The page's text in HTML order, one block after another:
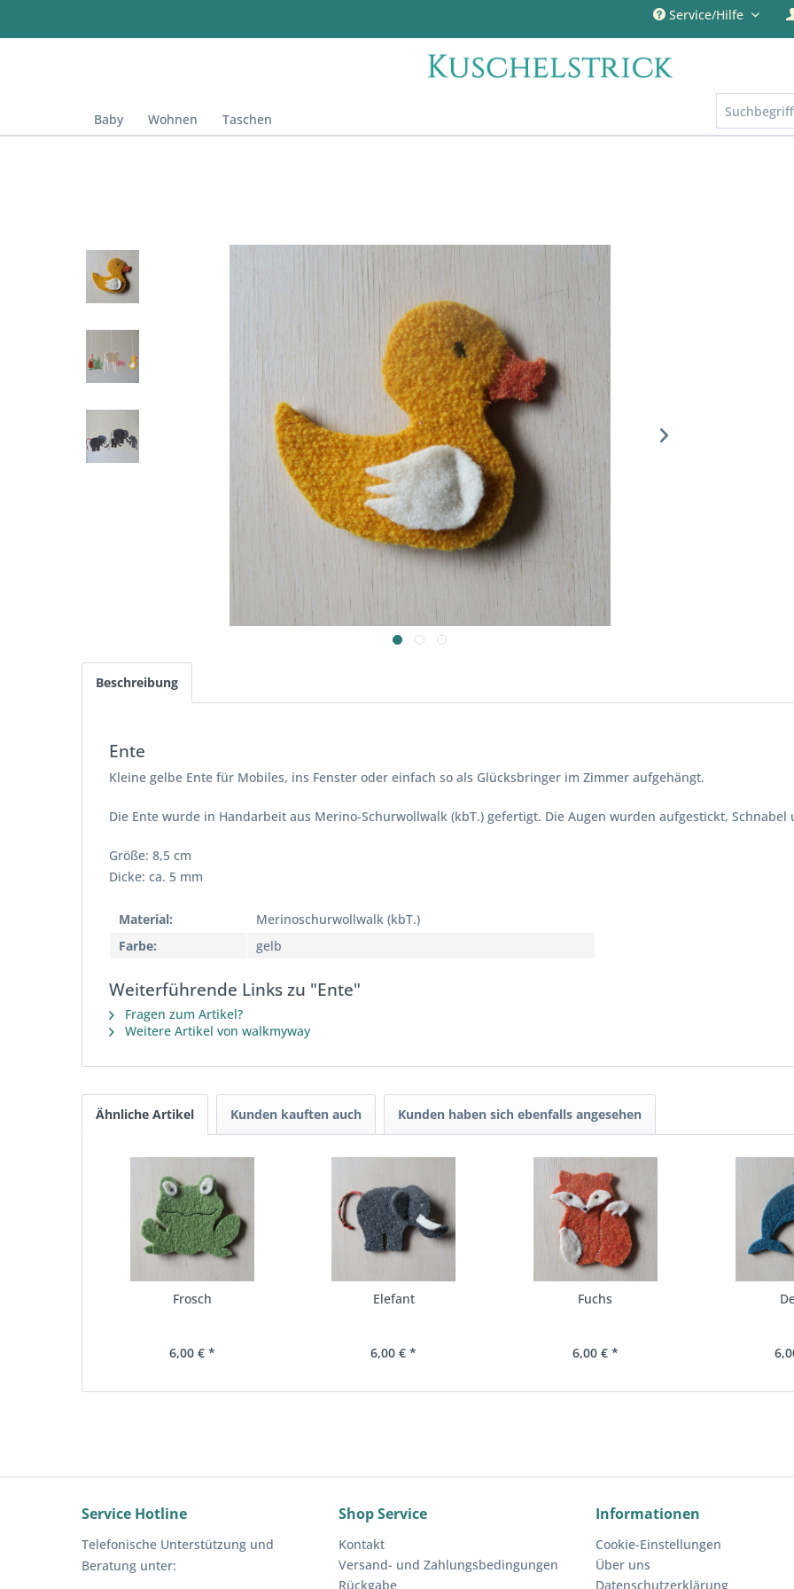
Service/Hilfe
Baby Wohnen Taschen
Beschreibung
Ente
Kleine gelbe Ente für Mobiles, ins Fenster oder einfach so als Glücksbringer im Zimmer aufgehängt.
Die Ente wurde in Handarbeit aus Merino-Schurwollwalk (kbT.) gefertigt. Die Augen wurden aufgestickt,
Größe: 8,5 cm
Dicke: ca. 5 mm
Material:
Merinoschurwollwalk (kbT.)
Farbe:
gelb
Weiterführende Links zu "Ente"
Fragen zum Artikel?
Weitere Artikel von walkmyway
Ähnliche Artikel Kunden kauften auch Kunden haben sich ebenfalls angesehen
Frosch
6,00 € *
Elefant
6,00 € *
Fuchs
6,00 € *
Service Hotline
Telefonische Unterstützung und
Beratung unter:
Shop Service
Kontakt
Versand- und Zahlungsbedingungen
Rückgabe
Informationen
Cookie-Einstellungen
Über uns
Datenschutzerklärung